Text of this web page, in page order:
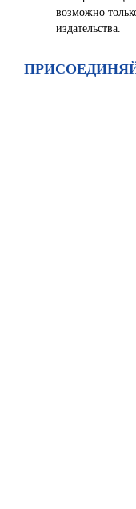
возможно
издательства.